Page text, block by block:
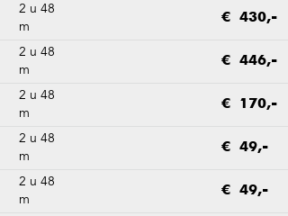
2 u 48
m
€ 430,-
2 u 48
m
€ 446,-
2 u 48
m
€ 170,-
2 u 48
m
€ 49,-
2 u 48
m
€ 49,-